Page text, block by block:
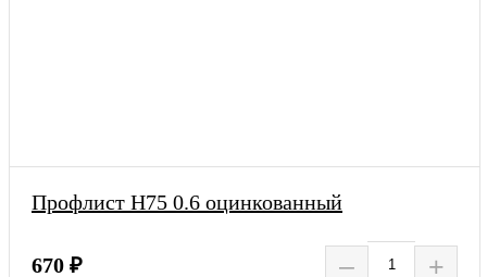
Профлист Н75 0.6 оцинкованный
670 ₽ – +